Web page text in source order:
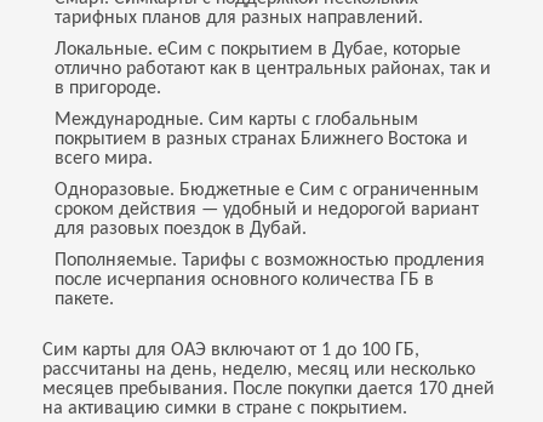
тарифных планов для разных направлений.
Локальные. еСим с покрытием в Дубае, которые
отлично работают как в центральных районах, так и
в пригороде.
Международные. Сим карты с глобальным
покрытием в разных странах Ближнего Востока и
всего мира.
Одноразовые. Бюджетные е Сим с ограниченным
сроком действия — удобный и недорогой вариант
для разовых поездок в Дубай.
Пополняемые. Тарифы с возможностью продления
после исчерпания основного количества ГБ в
пакете.
Сим карты для ОАЭ включают от 1 до 100 ГБ,
рассчитаны на день, неделю, месяц или несколько
месяцев пребывания. После покупки дается 170 дней
на активацию симки в стране с покрытием.